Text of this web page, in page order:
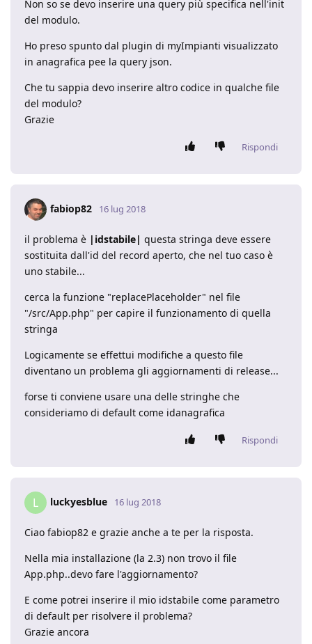
Non so se devo inserire una query più specifica nell'init
del modulo.
Ho preso spunto dal plugin di myImpianti visualizzato
in anagrafica pee la query json.
Che tu sappia devo inserire altro codice in qualche file
del modulo?
Grazie
Rispondi
fabiop82 16 lug 2018
il problema è |idstabile| questa stringa deve essere
sostituita dall'id del record aperto, che nel tuo caso è
uno stabile...
cerca la funzione "replacePlaceholder" nel file
"/src/App.php" per capire il funzionamento di quella
stringa
Logicamente se effettui modifiche a questo file
diventano un problema gli aggiornamenti di release...
forse ti conviene usare una delle stringhe che
consideriamo di default come idanagrafica
Rispondi
L luckyesblue 16 lug 2018
Ciao fabiop82 e grazie anche a te per la risposta.
Nella mia installazione (la 2.3) non trovo il file
App.php..devo fare l'aggiornamento?
E come potrei inserire il mio idstabile come parametro
di default per risolvere il problema?
Grazie ancora